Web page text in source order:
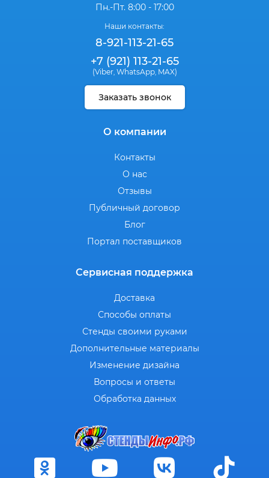
Пн.-Пт. 8:00 - 17:00
Наши контакты:
8-921-113-21-65
+7 (921) 113-21-65
(Viber, WhatsApp, MAX)
Заказать звонок
О компании
Контакты
О нас
Отзывы
Публичный договор
Блог
Портал поставщиков
Сервисная поддержка
Доставка
Способы оплаты
Стенды своими руками
Дополнительные материалы
Изменение дизайна
Вопросы и ответы
Обработка данных